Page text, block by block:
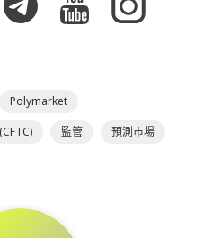
Polymarket
監管 預測市場